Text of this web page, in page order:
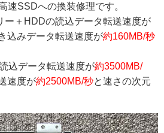
速SSDへの換装修理です。
ー＋HDDの読込データ転送速度が
き込みデータ転送速度が約160MB/秒
込データ転送速度が約3500MB/
速度が約2500MB/秒と速さの次元